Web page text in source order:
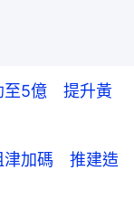
至5億 提升黃
津加碼 推建造